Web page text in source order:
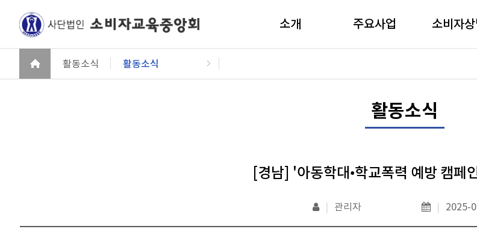
소개 주요사업 소비자
활동소식 활동소식
활동소식
[경남] '아동학대•학교폭력 예방 캠페
관리자 2025-